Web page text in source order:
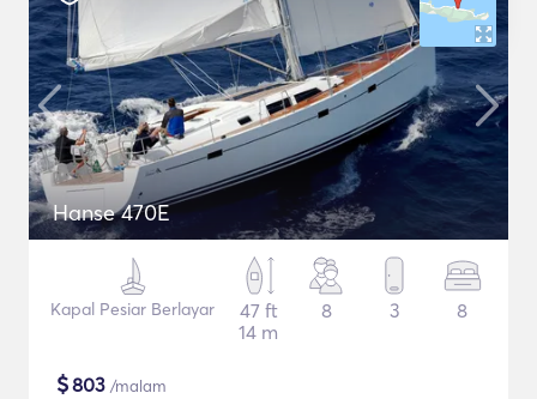
Hanse 470E
Kapal Pesiar Berlayar
47 ft
14 m
8 3 8
$803 /malam